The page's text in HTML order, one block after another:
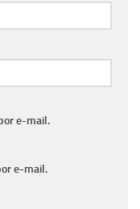
e-mail.
e-mail.